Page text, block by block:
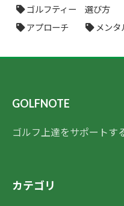
ゴルフティー 選び方
アプローチ
メンタ
GOLFNOTE
ゴルフ上達をサポートす
カテゴリ